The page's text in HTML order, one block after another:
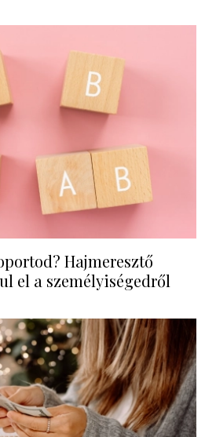
Hajmeresztő
el a személyiségedről